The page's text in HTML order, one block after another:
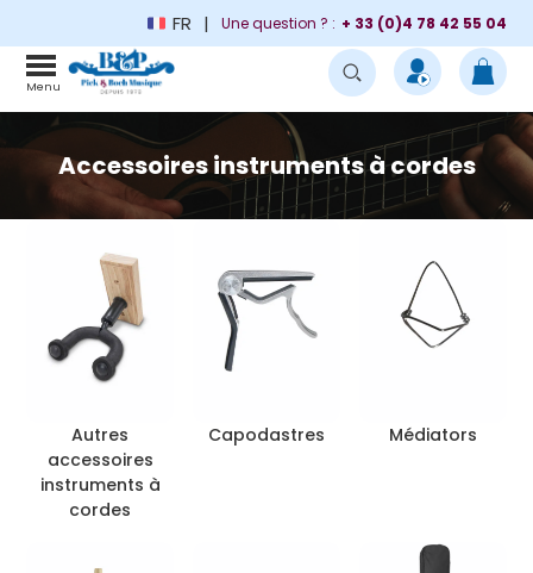
FR Une question ? : + 33 (0)4 78 42 55 04
Menu
Accessoires instruments à cordes
Autres
accessoires
instruments à
cordes
Capodastres Médiators